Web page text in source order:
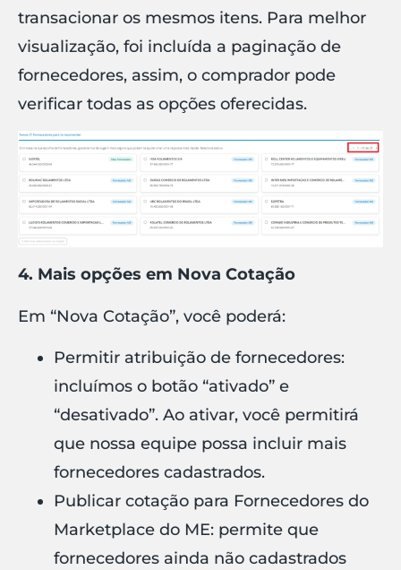
transacionar os mesmos itens. Para melhor
visualização, foi incluída a paginação de
fornecedores, assim, o comprador pode
verificar todas as opções oferecidas.
4. Mais opções em Nova Cotação
Em “Nova Cotação”, você poderá:
Permitir atribuição de fornecedores:
incluímos o botão “ativado” e
“desativado”. Ao ativar, você permitirá
que nossa equipe possa incluir mais
fornecedores cadastrados.
Publicar cotação para Fornecedores do
Marketplace do ME: permite que
fornecedores ainda não cadastrados